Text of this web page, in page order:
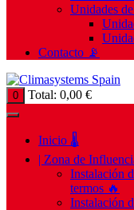
Unidades
Contacto 📡
0 Total: 0,00 €
Inicio 🌡️
| Zona de
Instalación
termos 🔥
Instalación